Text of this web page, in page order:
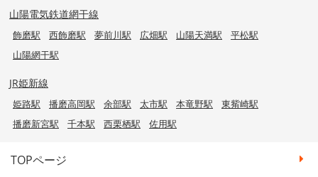
山陽電気鉄道網干線
飾磨駅 西飾磨駅 夢前川駅 広畑駅 山陽天満駅
平松駅
山陽網干駅
JR姫新線
姫路駅 播磨高岡駅 余部駅 太市駅 本竜野駅
東觜崎駅
播磨新宮駅
千本駅 西栗栖駅 佐用駅
TOPページ